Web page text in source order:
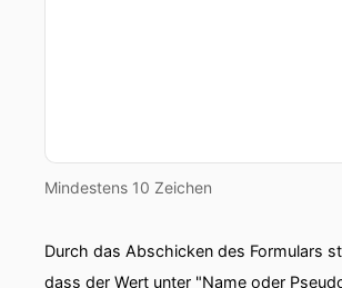
Mindestens 10 Zeichen
Durch das Abschicken des Formulars
dass der Wert unter "Name oder